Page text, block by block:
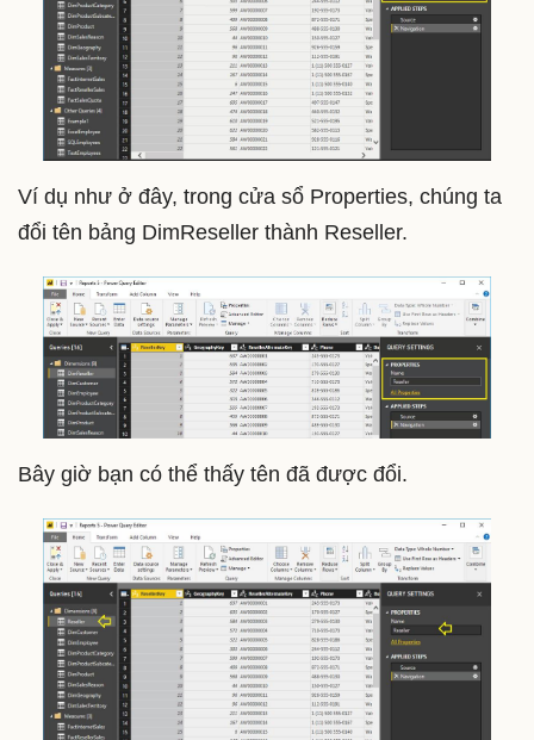
Ví dụ như ở đây, trong cửa sổ Properties, chúng ta
đổi tên bảng DimReseller thành Reseller.
Bây giờ bạn có thể thấy tên đã được đổi.